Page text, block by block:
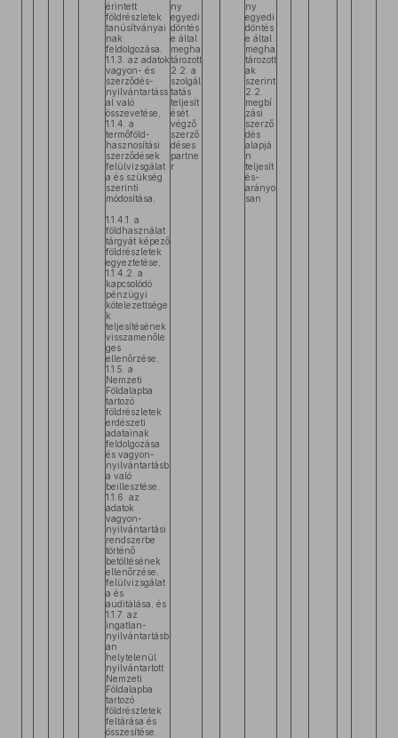
érintett
földrészletek
tanúsítványai
nak
feldolgozása,
1.1.3. az adatok
vagyon- és
szerződés-
nyilvántartáss
al való
összevetése,
1.1.4. a
termőföld-
hasznosítási
szerződések
felülvizsgálat
a és szükség
szerinti
módosítása,
1.1.4.1. a
földhasználat
tárgyát képező
földrészletek
egyeztetése,
1.1.4.2. a
kapcsolódó
pénzügyi
kötelezettsége
k
teljesítésének
visszamenőle
ges
ellenőrzése,
1.1.5. a
Nemzeti
Földalapba
tartozó
földrészletek
erdészeti
adatainak
feldolgozása
és vagyon-
nyilvántartásb
a való
beillesztése,
1.1.6. az
adatok
vagyon-
nyilvántartási
rendszerbe
történő
betöltésének
ellenőrzése,
felülvizsgálat
a és
auditálása, és
1.1.7. az
ingatlan-
nyilvántartásb
an
helytelenül
nyilvántartott
Nemzeti
Földalapba
tartozó
földrészletek
feltárása és
összesítése.
ny
egyedi
döntés
e által
megha
tározott
2.2. a
szolgál
tatás
teljesít
ését
végző
szerző
déses
partne
r
ny
egyedi
döntés
e által
megha
tározott
ak
szerint
2.2.
megbí
zási
szerző
dés
alapjá
n
teljesít
és-
arányo
san